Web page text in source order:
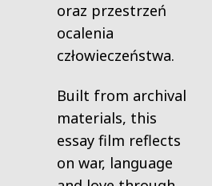
oraz przestrzeń
ocalenia
człowieczeństwa.
Built from archival
materials, this
essay film reflects
on war, language